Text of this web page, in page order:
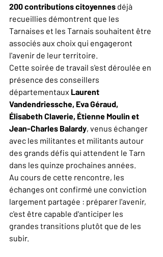
200 contributions citoyennes déjà
recueillies démontrent que les
Tarnaises et les Tarnais souhaitent être
associés aux choix qui engageront
l'avenir de leur territoire.
Cette soirée de travail s'est déroulée en
présence des conseillers
départementaux Laurent
Vandendriessche, Eva Géraud,
Élisabeth Claverie, Étienne Moulin et
Jean-Charles Balardy, venus échanger
avec les militantes et militants autour
des grands défis qui attendent le Tarn
dans les quinze prochaines années.
Au cours de cette rencontre, les
échanges ont confirmé une conviction
largement partagée : préparer l'avenir,
c'est être capable d'anticiper les
grandes transitions plutôt que de les
subir.